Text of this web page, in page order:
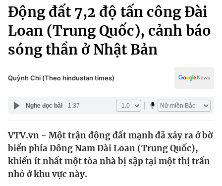
Chuyên mục
Chính trị
Xã hội
Pháp luật
Y tế
Thế giới
Tin tức
Thế giới đó đây
Kinh tế
Kinh tế
Thể thao
Truyền hình
Văn hóa - Giải trí
Y tế
Công nghệ
Động đất 7,2 độ tấn công Đài
Loan (Trung Quốc), cảnh báo
sóng thần ở Nhật Bản
Quỳnh Chi (Theo hindustan times)
Nghe đọc bài 1:37
VTV.vn - Một trận động đất mạnh đã xảy ra ở bờ
biển phía Đông Nam Đài Loan (Trung Quốc),
khiến ít nhất một tòa nhà bị sập tại một thị trấn
nhỏ ở khu vực này.